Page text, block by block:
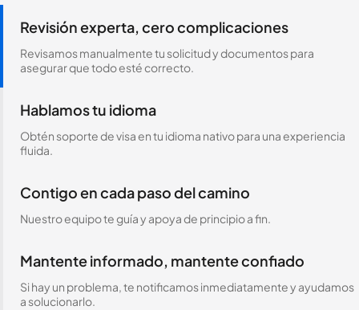
Revisión experta, cero complicaciones
Revisamos manualmente tu solicitud y documentos para
asegurar que todo esté correcto.
Hablamos tu idioma
Obtén soporte de visa en tu idioma nativo para una experiencia
fluida.
Contigo en cada paso del camino
Nuestro equipo te guía y apoya de principio a fin.
Mantente informado, mantente confiado
Si hay un problema, te notificamos inmediatamente y ayudamos
a solucionarlo.